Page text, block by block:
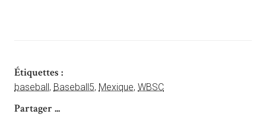
Étiquettes :
baseball, Baseball5, Mexique, WBSC
Partager ...